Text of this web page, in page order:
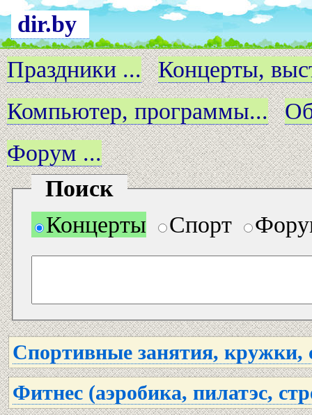
dir.by
Праздники ...
Концерты,
Компьютер, программы...
Форум ...
Поиск
Концерты
Спорт
Спортивные занятия, кружки,
Фитнес (аэробика, пилатэс,